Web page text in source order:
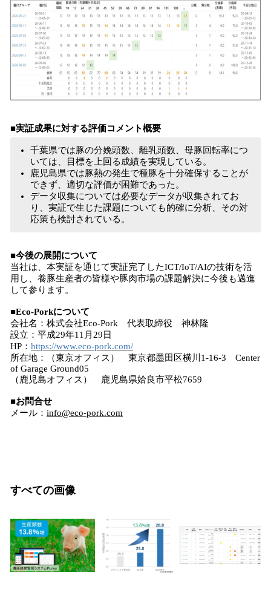
■実証成果に対する評価コメント概要
千葉県では豚の分娩頭数、離乳頭数、⺟豚回転率につ
いては、⽬標を上回る成績を実現している。
鹿児島県では豚熱の発⽣で種豚を⼗分確保することが
できず、適切な評価が困難であった。
データ収集については必要なデータが収集されてお
り、実証で⽣じた課題についても的確に分析、その対
応策も検討されている。
■今後の展開について
当社は、本実証を通じて実証完了したICT/IoT/AIの技術を活
用し、養豚生産者の皆様や豚肉市場の課題解決に今後も邁進
して参ります。
■Eco-Porkについて
会社名：株式会社Eco-Pork 代表取締役 神林隆
設立：平成29年11月29日
HP： https://www.eco-pork.com/
所在地：（東京オフィス） 東京都墨田区横川1-16-3 Center
of Garage Ground05
（鹿児島オフィス） 鹿児島県姶良市平松7659
■お問合せ
メール： info@eco-pork.com
すべての画像